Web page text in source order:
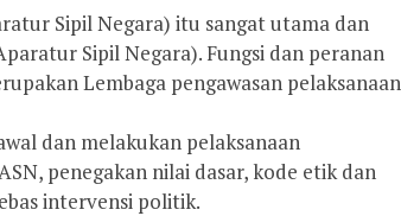
Sipil Negara) itu sangat utama dan
Sipil Negara). Fungsi dan peranan
Lembaga pengawasan pelaksanaan
dan melakukan pelaksanaan
penegakan nilai dasar, kode etik dan
intervensi politik.